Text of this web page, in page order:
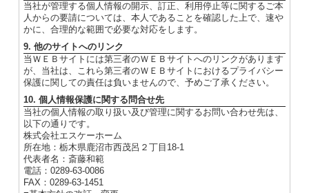
当社が管理する個人情報の開示、訂正、利用停止等に関するご本
人からの要請については、本人であることを確認した上で、速や
かに、合理的な範囲で必要な対応をします。
9. 他のサイトへのリンク
当ＷＥＢサイトには第三者のＷＥＢサイトへのリンクがあります
が、当社は、これら第三者のＷＥＢサイトにおけるプライバシー
保護に関しての責任は負いませんので、予めご了承ください。
10. 個人情報保護に関する問合せ先
当社の個人情報の取り扱い及び管理に関するお問い合わせ先は、
以下の通りです。
株式会社エスケーホーム
所在地：栃木県鹿沼市西茂呂２丁目18-1
代表者名：斎藤和範
電話：0289-63-0086
FAX：0289-63-1451